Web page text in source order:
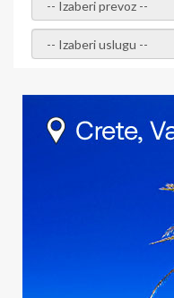
- izaberi prevoz -
- Izaberite uslugu -